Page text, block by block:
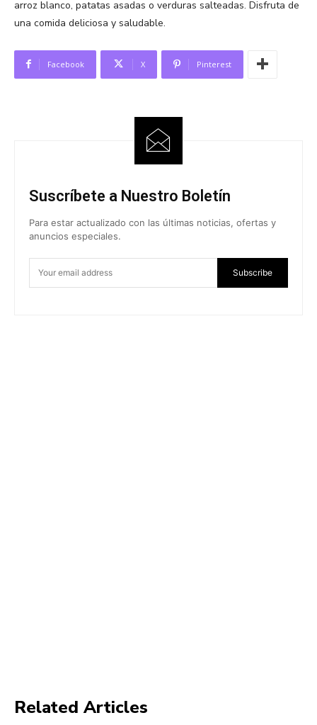
arroz blanco, patatas asadas o verduras salteadas. Disfruta de
una comida deliciosa y saludable.
Facebook X Pinterest
Suscríbete a Nuestro Boletín
Para estar actualizado con las últimas noticias, ofertas y
anuncios especiales.
Subscribe
Related Articles